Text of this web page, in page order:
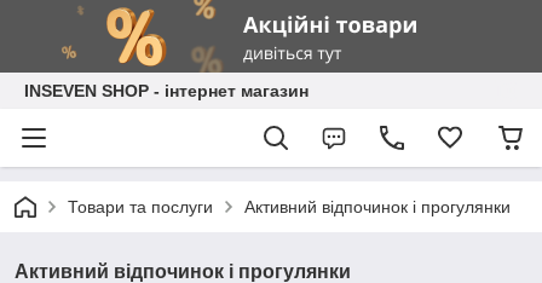
INSEVEN SHOP - інтернет магазин
Товари та послуги Активний відпочинок і прогулянки
Активний відпочинок і прогулянки